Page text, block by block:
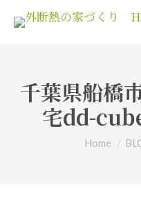
千葉県船橋
宅dd-
You are
Home